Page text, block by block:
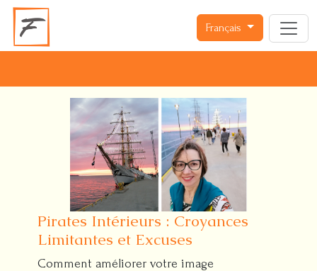
Français
Pirates Intérieurs : Croyances
Limitantes et Excuses
Comment améliorer votre image